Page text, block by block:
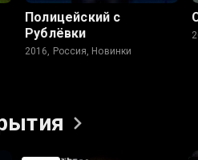
Полицейский с
Рублёвки
2016, Россия, Новинки